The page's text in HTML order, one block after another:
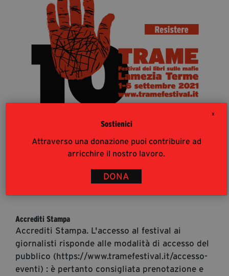
X
Sostienici
Attraverso una donazione puoi contribuire ad
arricchire il nostro lavoro.
DONA
segreteria@tramefestival.it
info@tramefestival.it
+39 346 954 4078
Accrediti Stampa
Accrediti Stampa. L'accesso al festival ai
giornalisti risponde alle modalità di accesso del
pubblico (https://www.tramefestival.it/accesso-
eventi) : è pertanto consigliata prenotazione e